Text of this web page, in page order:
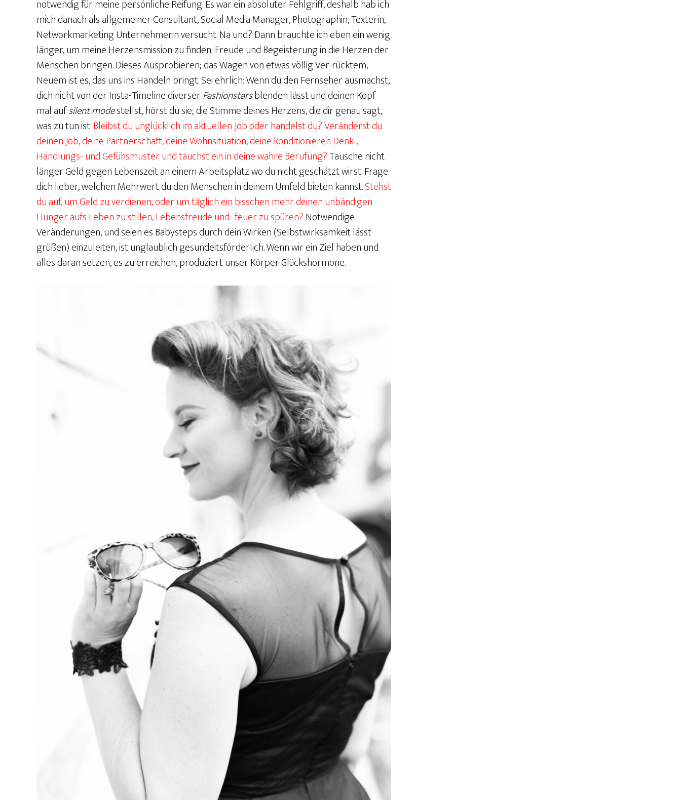
notwendig für meine persönliche Reifung. Es war ein absoluter Fehlgriff, deshalb hab ich
mich danach als allgemeiner Consultant, Social Media Manager, Photographin, Texterin,
Networkmarketing Unternehmerin versucht. Na und? Dann brauchte ich eben ein wenig
länger, um meine Herzensmission zu finden: Freude und Begeisterung in die Herzen der
Menschen bringen. Dieses Ausprobieren; das Wagen von etwas völlig Ver-rücktem,
Neuem ist es, das uns ins Handeln bringt. Sei ehrlich: Wenn du den Fernseher ausmachst,
dich nicht von der Insta-Timeline diverserFashionstarsblenden lässt und deinen Kopf
mal aufsilent modestellst, hörst du sie; die Stimme deines Herzens, die dir genau sagt,
was zu tun ist.Bleibst du unglücklich im aktuellen Job oder handelst du? Veränderst du
deinen Job, deine Partnerschaft, deine Wohnsituation, deine konditionieren Denk-,
Handlungs- und Gefühsmuster und tauchst ein in deine wahre Berufung?Tausche nicht
länger Geld gegen Lebenszeit an einem Arbeitsplatz wo du nicht geschätzt wirst. Frage
dich lieber, welchen Mehrwert du den Menschen in deinem Umfeld bieten kannst.Stehst
du auf, um Geld zu verdienen, oder um täglich ein bisschen mehr deinen unbändigen
Hunger aufs Leben zu stillen, Lebensfreude und -feuer zu spüren?Notwendige
Veränderungen, und seien es Babysteps durch dein Wirken (Selbstwirksamkeit lässt
grüßen) einzuleiten, ist unglaublich gesundeitsförderlich. Wenn wir ein Ziel haben und
alles daran setzen, es zu erreichen, produziert unser Körper Glückshormone.